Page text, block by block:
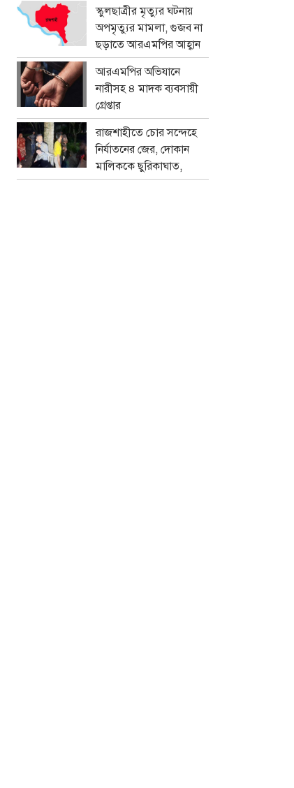
স্কুলছাত্রীর মৃত্যুর ঘটনায়
অপমৃত্যুর মামলা, গুজব না
ছড়াতে আরএমপির আহ্বান
আরএমপির অভিযানে
নারীসহ ৪ মাদক ব্যবসায়ী
গ্রেপ্তার
রাজশাহীতে চোর সন্দেহে
নির্যাতনের জের, দোকান
মালিককে ছুরিকাঘাত,
মামলা